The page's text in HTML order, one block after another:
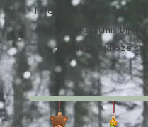
liefde en zorg
magie van Kerstmis bij u
met deze tijdloze